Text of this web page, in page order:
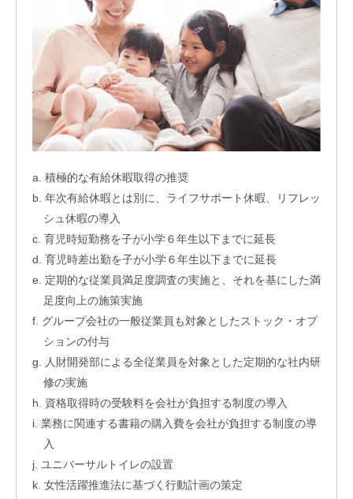
a. 積極的な有給休暇取得の推奨
b. 年次有給休暇とは別に、ライフサポート休暇、リフレッ
シュ休暇の導入
c. 育児時短勤務を子が小学６年生以下までに延長
d. 育児時差出勤を子が小学６年生以下までに延長
e. 定期的な従業員満足度調査の実施と、それを基にした満
足度向上の施策実施
f. グループ会社の一般従業員も対象としたストック・オプ
ションの付与
g. 人財開発部による全従業員を対象とした定期的な社内研
修の実施
h. 資格取得時の受験料を会社が負担する制度の導入
i. 業務に関連する書籍の購入費を会社が負担する制度の導
入
j. ユニバーサルトイレの設置
k. 女性活躍推進法に基づく行動計画の策定